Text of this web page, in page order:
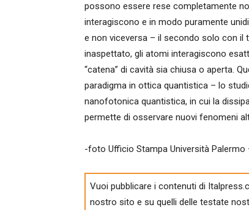
possono essere rese completamente
interagiscono e in modo puramente
e non viceversa – il secondo solo con
inaspettato, gli atomi interagiscono
“catena” di cavità sia chiusa o aperta.
paradigma in ottica quantistica – lo
nanofotonica quantistica, in cui la
permette di osservare nuovi fenomeni
-foto Ufficio Stampa Università Palermo
Vuoi pubblicare i contenuti di
nostro sito e su quelli delle testate